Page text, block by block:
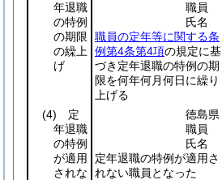
年退職
の特例
の期限
の繰上
げ
職員
氏名
職員の定年等に関する条
例第4条第4項の規定に基
づき定年退職の特例の期
限を何年何月何日に繰り
上げる
(4) 定
年退職
の特例
が適用
されな
徳島県
職員
氏名
定年退職の特例が適用さ
れない職員となった